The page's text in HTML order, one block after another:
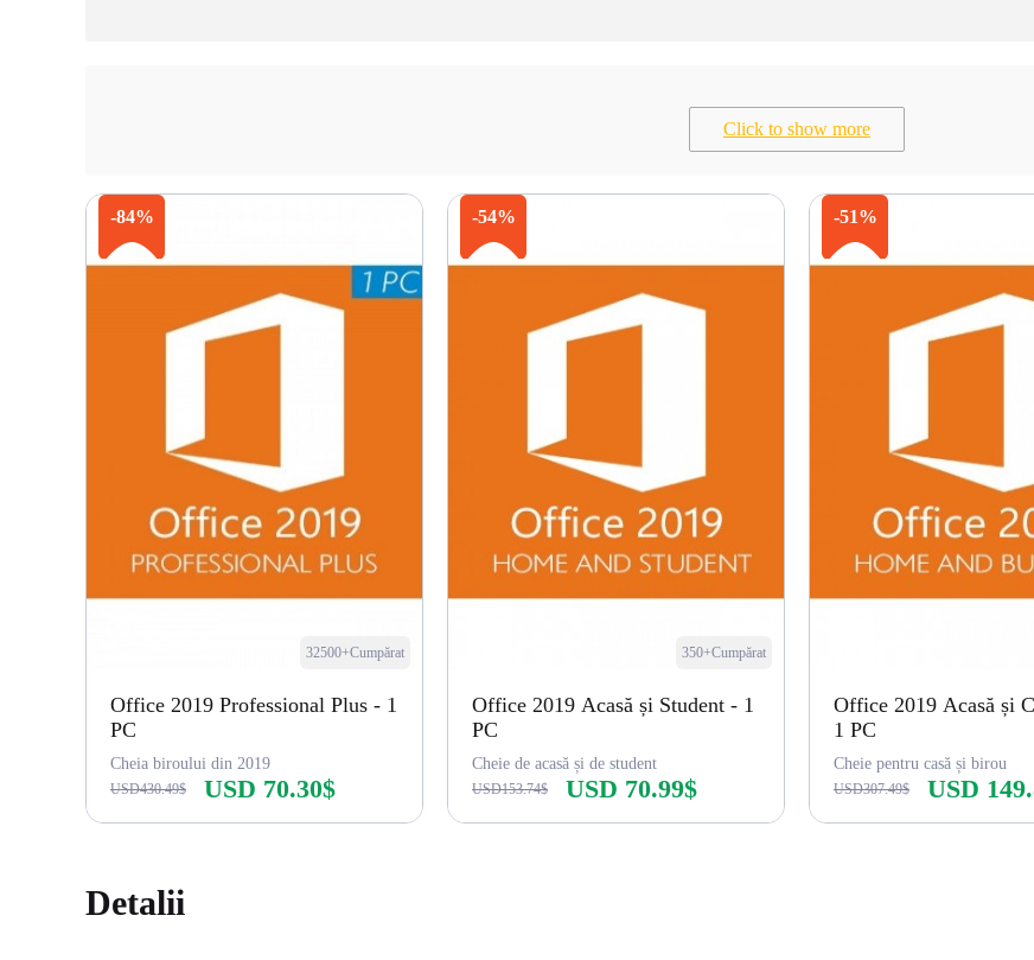
Click to show more
-84%
32500+Cumpărat
Office 2019 Professional Plus - 1
PC
Cheia biroului din 2019
USD430.49$ USD 70.30$
-54%
350+Cumpărat
Office 2019 Acasă și Student - 1
PC
Cheie de acasă și de student
USD153.74$ USD 70.99$
-51%
Office 2019 Acasă și
1 PC
Cheie pentru casă și birou
USD307.49$ USD
Detalii